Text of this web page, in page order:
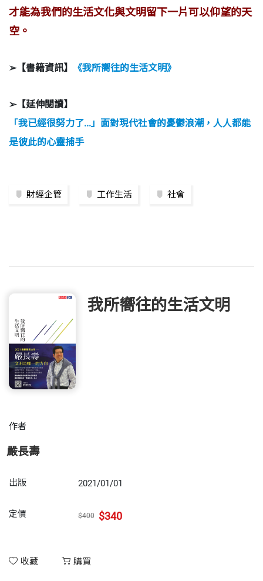
才能為我們的生活文化與文明留下一片可以仰望的天
空。
➢【書籍資訊】 《我所嚮往的生活文明》
➢【延伸閱讀】
「我已經很努力了...」面對現代社會的憂鬱浪潮，人人都能
是彼此的心靈捕手
財經企管 工作生活 社會
我所嚮往的生活文明
作者
嚴長壽
出版 2021/01/01
定價 $400 $340
收藏 購買